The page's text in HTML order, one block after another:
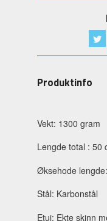
Produktinfo
Vekt: 1300 gram
Lengde total : 50
Øksehode
Stål: Karbonstål
Etui: Ekte skinn